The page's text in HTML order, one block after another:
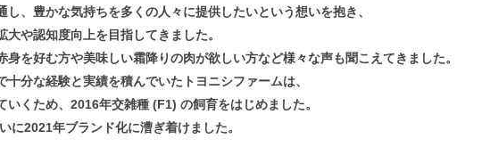
し、豊かな気持ちを多くの人々に提供したいという想いを抱き、
大や認知度向上を目指してきました。
身を好む方や美味しい霜降りの肉が欲しい方など様々な声も聞こえてきました。
十分な経験と実績を積んでいたトヨニシファームは、
いくため、2016年交雑種 (F1) の飼育をはじめました。
に2021年ブランド化に漕ぎ着けました。